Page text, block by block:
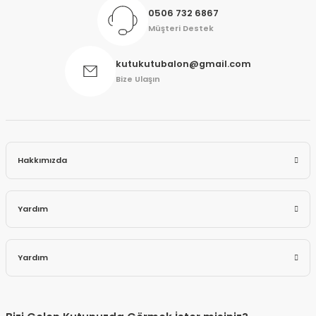
0506 732 6867
Müşteri Destek
kutukutubalon@gmail.com
Bize Ulaşın
Hakkımızda
Yardım
Yardım